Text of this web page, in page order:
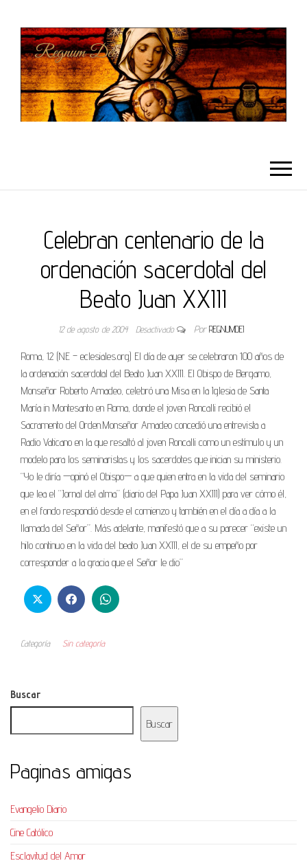
Celebran centenario de la
ordenación sacerdotal del
Beato Juan XXIII
12 de agosto de 2004 Desactivado Por REGNUMDEI
Roma, 12 (NE – eclesiales.org) El día de ayer se celebraron 100 años de
la ordenación sacerdotal del Beato Juan XXIII. El Obispo de Bergamo,
Monseñor Roberto Amadeo, celebró una Misa en la Iglesia de Santa
María in Montesanto en Roma, donde el joven Roncalli recibió el
Sacramento del Orden.Monseñor Amadeo concedió una entrevista a
Radio Vaticano en la que resaltó al joven Roncalli como un estímulo y un
modelo para los seminaristas y los sacerdotes que inician su ministerio.
“Yo le diría —opinó el Obispo— a que quien entra en la vida del seminario
que lea el “Jornal del alma” (diario del Papa Juan XXIII) para ver cómo él,
en el fondo respondió desde el comienzo y también en el día a día a la
llamada del Señor”. Más adelante, manifestó que a su parecer “existe un
hilo continuo en la vida del beato Juan XXIII, el de su empeño por
corresponder a la gracia que el Señor le dio”
Categoría Sin categoría
Buscar
Buscar
Paginas amigas
Evangelio Diario
Cine Católico
Esclavitud del Amor